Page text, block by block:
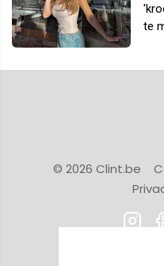
te
© 2026 Clint.be